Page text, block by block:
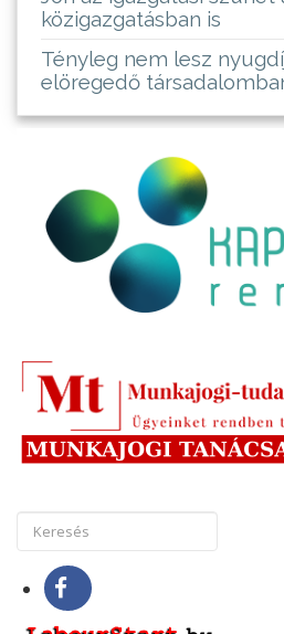
közigazgatásban is
Tényleg nem lesz
elöregedő